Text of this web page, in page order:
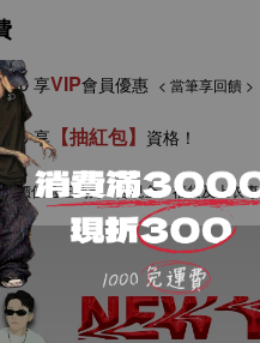
享VIP會員優惠 < 當筆享回饋 >
享 【抽紅包】 資格！
總價值逾三萬元<含現金、福袋及上衣